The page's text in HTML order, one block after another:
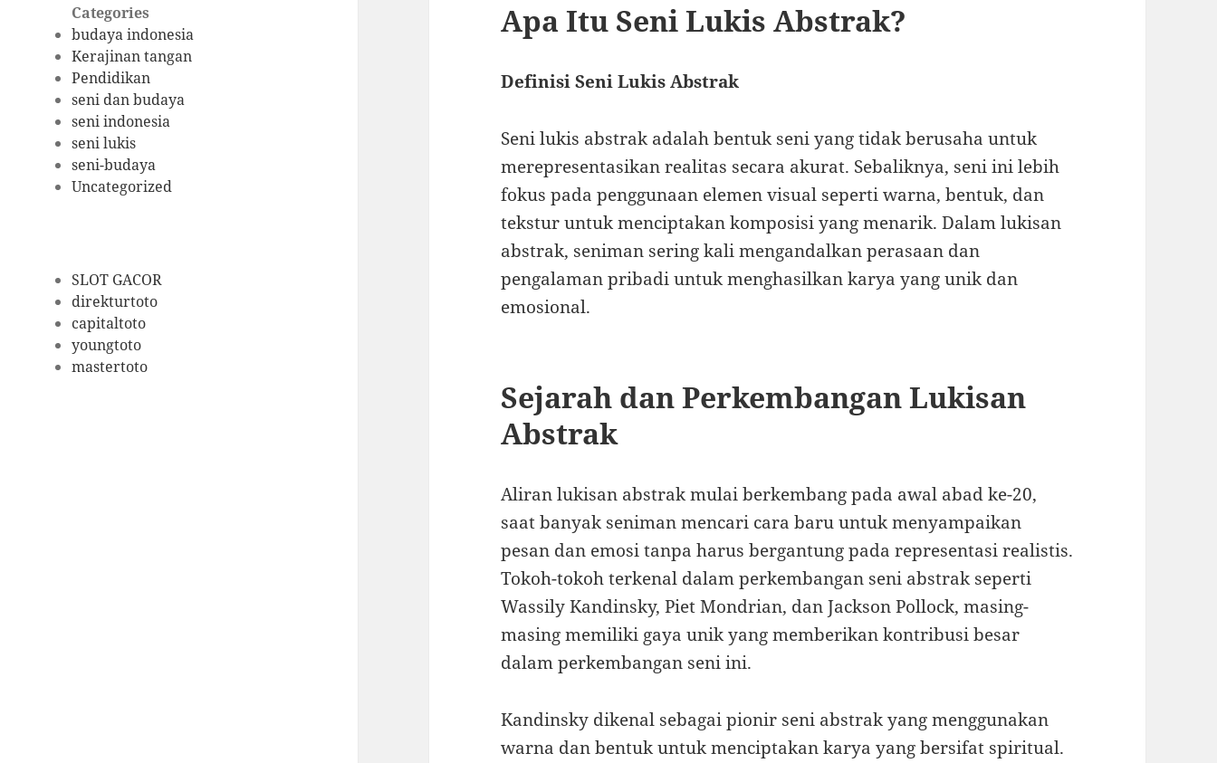
Categories
budaya indonesia
Kerajinan tangan
Pendidikan
seni dan budaya
seni indonesia
seni lukis
seni-budaya
Uncategorized
SLOT GACOR
direkturtoto
capitaltoto
youngtoto
mastertoto
Apa Itu Seni Lukis Abstrak?
Definisi Seni Lukis Abstrak
Seni lukis abstrak adalah bentuk seni yang tidak berusaha untuk
merepresentasikan realitas secara akurat. Sebaliknya, seni ini lebih
fokus pada penggunaan elemen visual seperti warna, bentuk, dan
tekstur untuk menciptakan komposisi yang menarik. Dalam lukisan
abstrak, seniman sering kali mengandalkan perasaan dan
pengalaman pribadi untuk menghasilkan karya yang unik dan
emosional.
Sejarah dan Perkembangan Lukisan
Abstrak
Aliran lukisan abstrak mulai berkembang pada awal abad ke-20,
saat banyak seniman mencari cara baru untuk menyampaikan
pesan dan emosi tanpa harus bergantung pada representasi realistis.
Tokoh-tokoh terkenal dalam perkembangan seni abstrak seperti
Wassily Kandinsky, Piet Mondrian, dan Jackson Pollock, masing-
masing memiliki gaya unik yang memberikan kontribusi besar
dalam perkembangan seni ini.
Kandinsky dikenal sebagai pionir seni abstrak yang menggunakan
warna dan bentuk untuk menciptakan karya yang bersifat spiritual.